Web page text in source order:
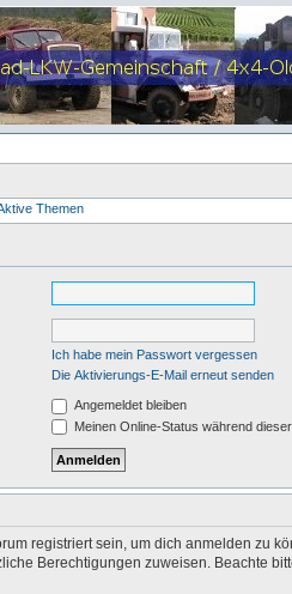
Themen
Ich habe mein Passwort vergessen
Die Aktivierungs-E-Mail erneut senden
Angemeldet bleiben
Meinen Online-Status während
registriert sein, um dich anmelden zu
Berechtigungen zuweisen. Beachte